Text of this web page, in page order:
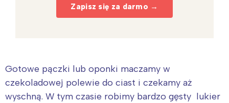
Zapisz się za darmo →
Gotowe pączki lub oponki maczamy w
czekoladowej polewie do ciast i czekamy aż
wyschną. W tym czasie robimy bardzo gęsty lukier